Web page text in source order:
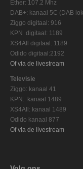
Ether: 107.2 Mhz
DAB+: kanaal 5C (DAB
Ziggo digitaal: 916
KPN digitaal: 1189
XS4All digitaal: 1189
Odido digitaal:2192
Of via de livestream
Televisie
Ziggo: kanaal 41
KPN: kanaal 1489
XS4All: kanaal 1489
Odido kanaal 877
Of via de livestream